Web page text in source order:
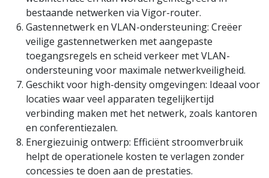
bestaande netwerken via Vigor-router.
Gastennetwerk en VLAN-ondersteuning: Creëer
veilige gastennetwerken met aangepaste
toegangsregels en scheid verkeer met VLAN-
ondersteuning voor maximale netwerkveiligheid.
Geschikt voor high-density omgevingen: Ideaal voor
locaties waar veel apparaten tegelijkertijd
verbinding maken met het netwerk, zoals kantoren
en conferentiezalen.
Energiezuinig ontwerp: Efficiënt stroomverbruik
helpt de operationele kosten te verlagen zonder
concessies te doen aan de prestaties.